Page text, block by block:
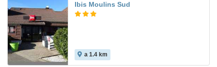
Ibis Moulins Sud
a 1.4 km